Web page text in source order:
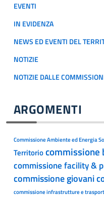
EVENTI
IN EVIDENZA
NEWS ED EVENTI DEL
NOTIZIE
NOTIZIE DALLE
ARGOMENTI
Commissione Ambiente ed Energia
Territoriocommissione
commissione facility &
commissione giovani
commissione infrastrutture e